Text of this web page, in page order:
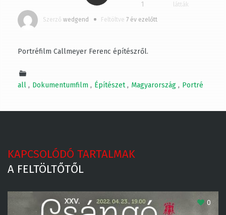
látták
Szerző wedgend Feltöltve 7 év ezelőtt
Portréfilm Callmeyer Ferenc építészről.
all Dokumentumfilm Építészet
Magyarország
KAPCSOLÓDÓ TARTALMAK